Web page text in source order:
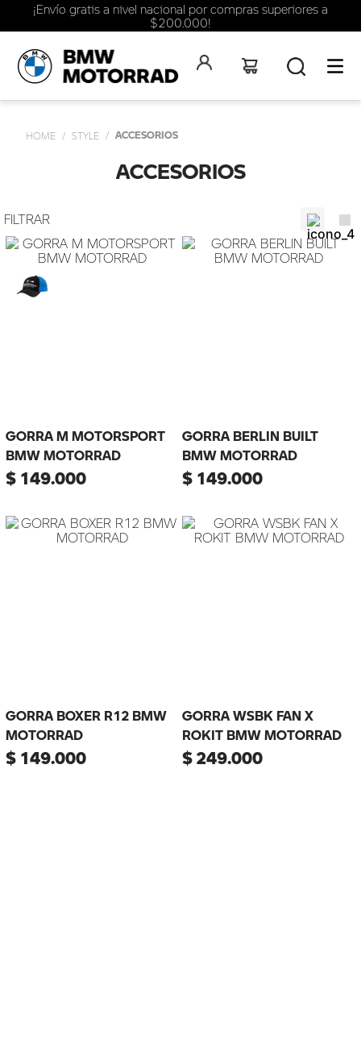
¡Envío gratis a nivel nacional por compras superiores a
$200.000!
STYLE ACCESORIOS
ACCESORIOS
GORRA M MOTORSPORT
BMW MOTORRAD
$ 149.000
GORRA BERLIN BUILT
BMW MOTORRAD
$ 149.000
GORRA BOXER R12 BMW
MOTORRAD
$ 149.000
GORRA WSBK FAN X
ROKIT BMW MOTORRAD
$249.000